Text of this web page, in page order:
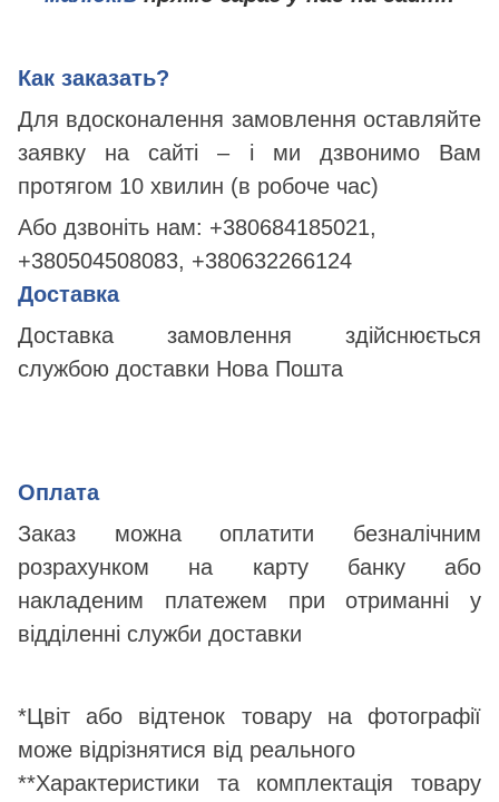
Как заказать?
Для вдосконалення замовлення оставляйте
заявку на сайті – і ми дзвонимо Вам
протягом 10 хвилин (в робоче час)
Або дзвоніть нам: +380684185021,
+380504508083, +380632266124
Доставка
Доставка замовлення здійснюється
службою доставки Нова Пошта
Оплата
Заказ можна оплатити безналічним
розрахунком на карту банку або
накладеним платежем при отриманні у
відділенні служби доставки
*Цвіт або відтенок товару на фотографії
може відрізнятися від реального
**Характеристики та комплектація товару